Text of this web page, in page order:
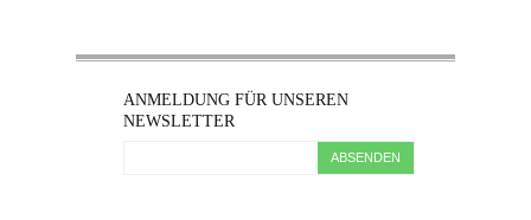
ANMELDUNG FÜR UNSEREN
NEWSLETTER
ABSENDEN